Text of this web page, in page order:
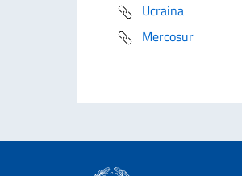
Ucraina
Mercosur